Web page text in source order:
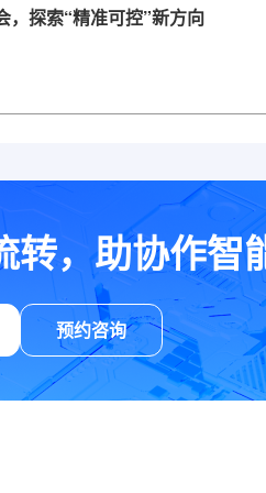
探索“精准可控”新方向
转，助协作智
预约咨询